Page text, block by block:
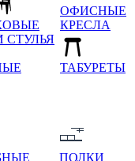
СТУЛЬЯ
ОФИСНЫЕ
КРЕСЛА
ТАБУРЕТЫ
ПОЛКИ